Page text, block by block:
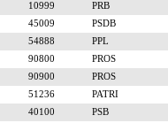
10999
PRB
45009
PSDB
54888
PPL
90800
PROS
90900
PROS
51236
PATRI
40100
PSB